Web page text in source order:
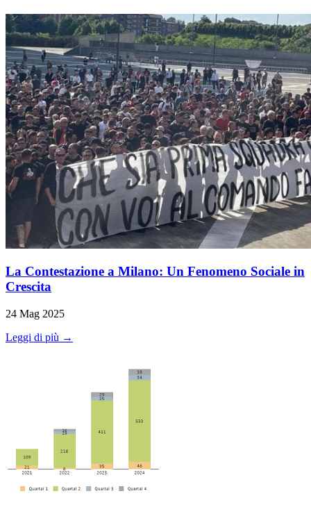
La Contestazione a Milano: Un Fenomeno Sociale in
Crescita
24 Mag 2025
Leggi di più →